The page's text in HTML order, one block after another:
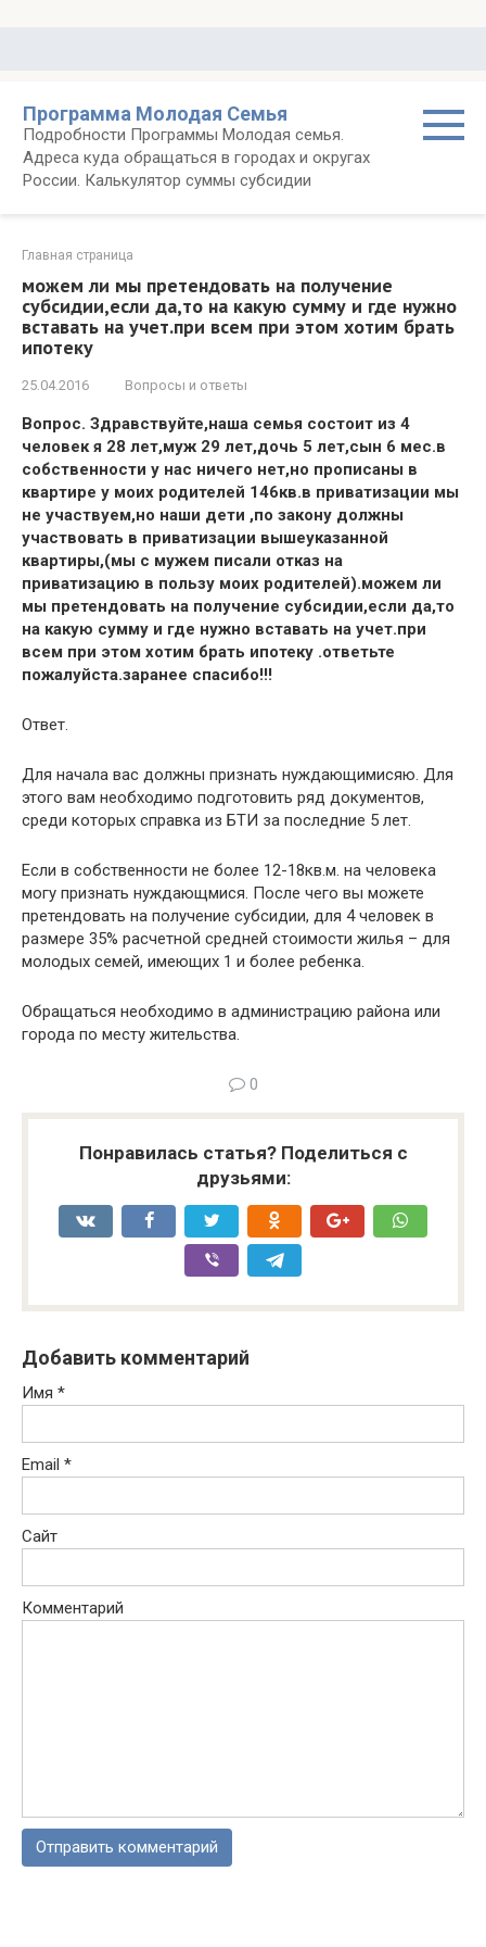
Программа Молодая Семья
Подробности Программы Молодая семья.
Адреса куда обращаться в городах и округах
России. Калькулятор суммы субсидии
Главная страница
можем ли мы претендовать на получение
субсидии,если да,то на какую сумму и где нужно
вставать на учет.при всем при этом хотим брать
ипотеку
25.04.2016 Вопросы и ответы
Вопрос. Здравствуйте,наша семья состоит из 4
человек я 28 лет,муж 29 лет,дочь 5 лет,сын 6 мес.в
собственности у нас ничего нет,но прописаны в
квартире у моих родителей 146кв.в приватизации мы
не участвуем,но наши дети ,по закону должны
участвовать в приватизации вышеуказанной
квартиры,(мы с мужем писали отказ на
приватизацию в пользу моих родителей).можем ли
мы претендовать на получение субсидии,если да,то
на какую сумму и где нужно вставать на учет.при
всем при этом хотим брать ипотеку .ответьте
пожалуйста.заранее спасибо!!!
Ответ.
Для начала вас должны признать нуждающимисяю. Для
этого вам необходимо подготовить ряд документов,
среди которых справка из БТИ за последние 5 лет.
Если в собственности не более 12-18кв.м. на человека
могу признать нуждающмися. После чего вы можете
претендовать на получение субсидии, для 4 человек в
размере 35% расчетной средней стоимости жилья – для
молодых семей, имеющих 1 и более ребенка.
Обращаться необходимо в администрацию района или
города по месту жительства.
0
Понравилась статья? Поделиться с
друзьями:
Добавить комментарий
Имя *
Email *
Сайт
Комментарий